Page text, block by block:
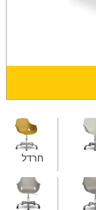
חרדל